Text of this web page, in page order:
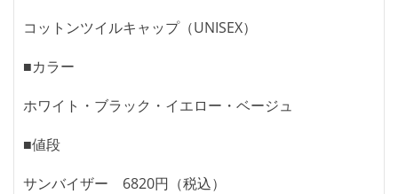
コットンツイルキャップ（UNISEX）
■カラー
ホワイト・ブラック・イエロー・ベージュ
■値段
サンバイザー 6820円（税込）